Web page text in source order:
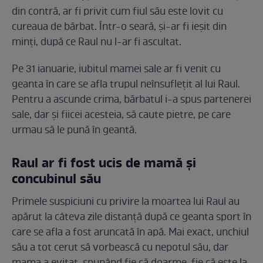
din contră, ar fi privit cum fiul său este lovit cu
cureaua de bărbat. Într-o seară, și-ar fi ieșit din
minți, după ce Raul nu l-ar fi ascultat.
Pe 31 ianuarie, iubitul mamei sale ar fi venit cu
geanta în care se afla trupul neînsuflețit al lui Raul.
Pentru a ascunde crima, bărbatul i-a spus partenerei
sale, dar și fiicei acesteia, să caute pietre, pe care
urmau să le pună în geantă.
Raul ar fi fost ucis de mamă și
concubinul său
Primele suspiciuni cu privire la moartea lui Raul au
apărut la câteva zile distanță după ce geanta sport în
care se afla a fost aruncată în apă. Mai exact, unchiul
său a tot cerut să vorbească cu nepotul său, dar